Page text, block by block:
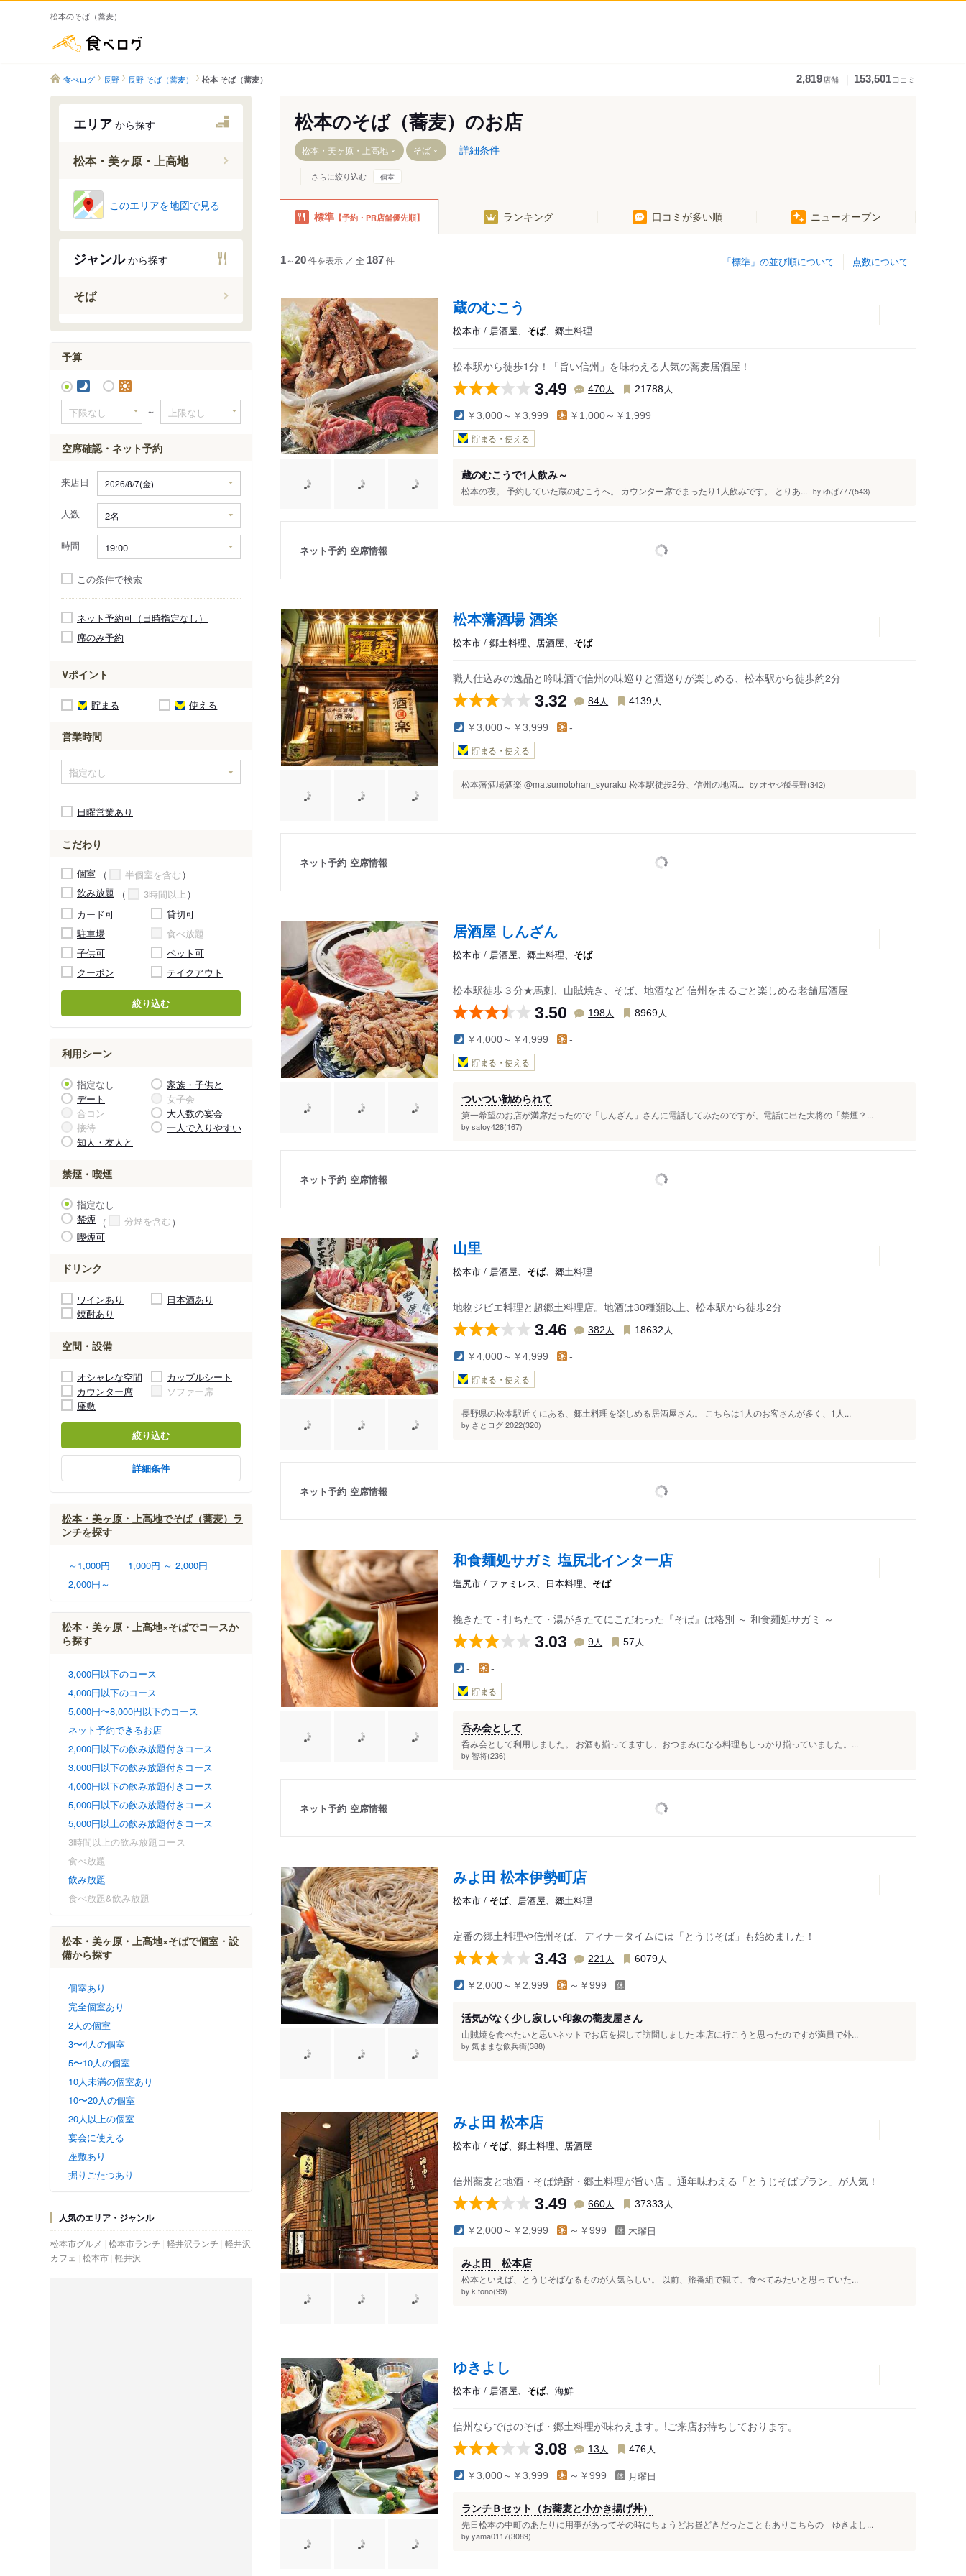
松本のそば（蕎麦）
食べログ 長野 長野 そば（蕎麦） 松本 そば（蕎麦） 2,819店舗 153,501口コミ
エリア から探す
松本・美ヶ原・上高地
松本市
上高地
聖高原
このエリアを地図で見る
ジャンルから探す
そば
予算
～
空席確認・ネット予約
来店日
人数
時間
この条件で検索
ネット予約可（日時指定なし）
席のみ予約
Vポイント
貯まる 使える
営業時間
日曜営業あり
こだわり
個室
半個室を含む
飲み放題
3時間以上
カード可
貸切可
駐車場
食べ放題
子供可
ペット可
クーポン
テイクアウト
絞り込む
利用シーン
指定なし
家族・子供と
デート
女子会
合コン
大人数の宴会
接待
一人で入りやすい
知人・友人と
禁煙・喫煙
指定なし
禁煙
分煙を含む
喫煙可
ドリンク
ワインあり
日本酒あり
焼酎あり
空間・設備
オシャレな空間
カップルシート
カウンター席
ソファー席
座敷
絞り込む
詳細条件
松本・美ヶ原・上高地でそば（蕎麦）ラ
ンチを探す
～1,000円
1,000円 ～ 2,000円
2,000円～
松本・美ヶ原・上高地×そばでコースか
ら探す
3,000円以下のコース
4,000円以下のコース
5,000円〜8,000円以下のコース
ネット予約できるお店
2,000円以下の飲み放題付きコース
3,000円以下の飲み放題付きコース
4,000円以下の飲み放題付きコース
5,000円以下の飲み放題付きコース
5,000円以上の飲み放題付きコース
3時間以上の飲み放題コース
食べ放題
飲み放題
食べ放題&飲み放題
松本・美ヶ原・上高地×そばで個室・設
備から探す
個室あり
完全個室あり
2人の個室
3〜4人の個室
5〜10人の個室
10人未満の個室あり
10〜20人の個室
20人以上の個室
宴会に使える
座敷あり
掘りごたつあり
人気のエリア・ジャンル
松本市グルメ 松本市ランチ 軽井沢ランチ 軽井沢
カフェ
松本市 軽井沢
松本のそば（蕎麦）のお店
松本・美ヶ原・上高地 そば 詳細条件
さらに絞り込む 個室
標準 【予約・PR店舗優先順】 ランキング 口コミが多い順 ニューオープン
点数について
「標準」の並び順について
1～20件を表示 ／ 全 187件
蔵のむこう
松本市 / 居酒屋、 そば、郷土料理
松本駅から徒歩1分！「旨い信州」を味わえる人気の蕎麦居酒屋！
3.49 470人 21788 人
￥3,000～￥3,999 ￥1,000～￥1,999
貯まる・使える
蔵のむこうで1人飲み～
松本の夜。 予約していた蔵のむこうへ。 カウンター席でまったり1人飲みです。 とりあ... by ゆば777(543)
ネット予約 空席情報
松本藩酒場 酒楽
松本市 / 郷土料理、居酒屋、 そば
職人仕込みの逸品と吟味酒で信州の味巡りと酒巡りが楽しめる、松本駅から徒歩約2分
3.32 84人 4139 人
￥3,000～￥3,999 -
貯まる・使える
松本藩酒場酒楽 @matsumotohan_syuraku 松本駅徒歩2分、信州の地酒... by オヤジ飯長野(342)
ネット予約 空席情報
居酒屋 しんざん
松本市 / 居酒屋、郷土料理、 そば
松本駅徒歩３分★馬刺、山賊焼き、そば、地酒など 信州をまるごと楽しめる老舗居酒屋
3.50 198人 8969 人
￥4,000～￥4,999 -
貯まる・使える
ついつい勧められて
第一希望のお店が満席だったので「しんざん」さんに電話してみたのですが、電話に出た大将の「禁煙？...
by satoy428(167)
ネット予約 空席情報
山里
松本市 / 居酒屋、 そば、郷土料理
地物ジビエ料理と超郷土料理店。地酒は30種類以上、松本駅から徒歩2分
3.46 382 人 18632 人
￥4,000～￥4,999 -
貯まる・使える
長野県の松本駅近くにある、郷土料理を楽しめる居酒屋さん。 こちらは1人のお客さんが多く、1人...
by さとログ 2022(320)
ネット予約 空席情報
和食麺処サガミ 塩尻北インター店
塩尻市 / ファミレス、日本料理、 そば
挽きたて・打ちたて・湯がきたてにこだわった『そば』は格別 ～ 和食麺処サガミ ～
3.03 9人 57 人
- -
貯まる
呑み会として
呑み会として利用しました。 お酒も揃ってますし、おつまみになる料理もしっかり揃っていました。...
by 智将(236)
ネット予約 空席情報
みよ田 松本伊勢町店
松本市 / そば、居酒屋、郷土料理
定番の郷土料理や信州そば、ディナータイムには「とうじそば」も始めました！
3.43 221 人 6079 人
￥2,000～￥2,999 ～￥999 -
活気がなく少し寂しい印象の蕎麦屋さん
山賊焼を食べたいと思いネットでお店を探して訪問しました 本店に行こうと思ったのですが満員で外...
by 気ままな飲兵衛(388)
みよ田 松本店
松本市 / そば、郷土料理、居酒屋
信州蕎麦と地酒・そば焼酎・郷土料理が旨い店 。通年味わえる「とうじそばプラン」が人気！
3.49 660人 37333 人
￥2,000～￥2,999 ～￥999 木曜日
みよ田 松本店
松本といえば、とうじそばなるものが人気らしい。 以前、旅番組で観て、食べてみたいと思っていた...
by k.tono(99)
ゆきよし
松本市 / 居酒屋、 そば、海鮮
信州ならではのそば・郷土料理が味わえます。!ご来店お待ちしております。
3.08 13 人 476 人
￥3,000～￥3,999 ～￥999 月曜日
ランチＢセット（お蕎麦と小かき揚げ丼）
先日松本の中町のあたりに用事があってその時にちょうどお昼どきだったこともありこちらの「ゆきよし...
by yama0117(3089)